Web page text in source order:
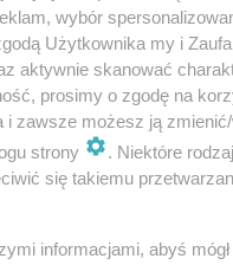
Nawet
nie ma pewności,
przebieg
wybór
Użytkownika my i
aktywnie skanować
prosimy o zgodę na
i zawsze możesz ją
strony
. Niektóre
się takiemu
informacjami, abyś